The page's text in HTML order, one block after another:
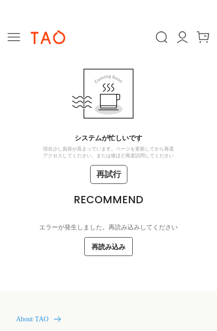
システムが忙しいです
現在少し負荷が高まっています。ページを更新してから再度
アクセスしてください、または後ほど再度訪問してください
再試行
RECOMMEND
エラーが発生しました。再読み込みしてください
再読み込み
About TAO